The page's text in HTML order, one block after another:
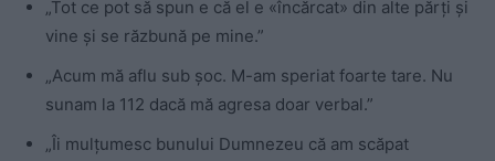
„Tot ce pot să spun e că el e «încărcat» din alte părți și
vine și se răzbună pe mine.”
„Acum mă aflu sub șoc. M-am speriat foarte tare. Nu
sunam la 112 dacă mă agresa doar verbal.”
„Îi mulțumesc bunului Dumnezeu că am scăpat